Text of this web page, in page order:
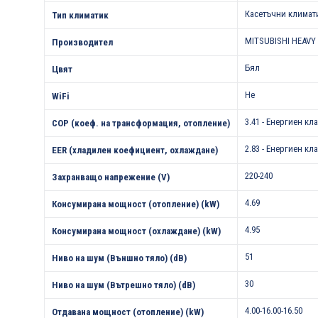
Тип климатик Касетъчни
Производител MITSUBISHI HEAVY
Цвят Бял
WiFi Не
COP (коеф. на трансформация, отопление) 3.41 - Енергиен
EER (хладилен коефициент, охлаждане) 2.83 - Енергиен
Захранващо напрежение (V) 220-240
Консумирана мощност (отопление) (kW) 4.69
Консумирана мощност (охлаждане) (kW) 4.95
Ниво на шум (Външно тяло) (dB) 51
Ниво на шум (Вътрешно тяло) (dB) 30
Отдавана мощност (отопление) (kW) 4.00-16.00-16.50